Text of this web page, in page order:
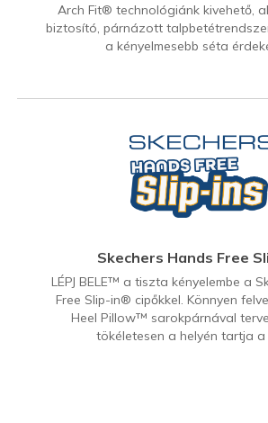
Arch Fit® technológiánk kivehető,
biztosító, párnázott
a kényelmesebb séta
Skechers Hands Free
LÉPJ BELE™ a tiszta kényelembe a
Free Slip-in® cipőkkel. Könnyen
Heel Pillow™ sarokpárnával
tökéletesen a helyén tartja a